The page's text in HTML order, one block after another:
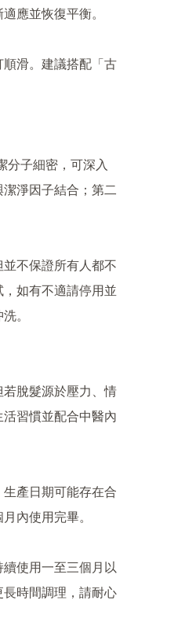
應並恢復平衡。
滑。建議搭配「古
分子細密，可深入
淨因子結合；第二
不保證所有人都不
如有不適請停用並
。
脫髮源於壓力、情
習慣並配合中醫內
產日期可能存在合
內使用完畢。
使用一至三個月以
時間調理，請耐心